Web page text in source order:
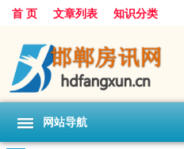
首 页 文章列表 知识分类
网站导航